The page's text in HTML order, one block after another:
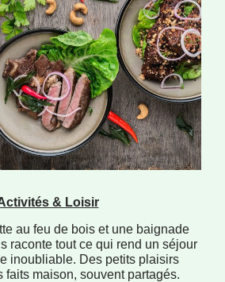
& Loisir
au feu de bois et une baignade
raconte tout ce qui rend un séjour
inoubliable. Des petits plaisirs
faits maison, souvent partagés.